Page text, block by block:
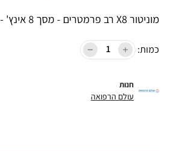
מוניטור X8 רב פרמטרים - מסך 8 אינץ' - חברת EDAN
כמות:
חנות
עולם הרפואה